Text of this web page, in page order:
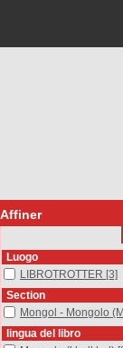
Affiner
Luogo
LIBROTROTTER
LIBROTROTTER [3]
Section
Mongol - Mongolo (MN)
Mongol - Mongolo
lingua del libro